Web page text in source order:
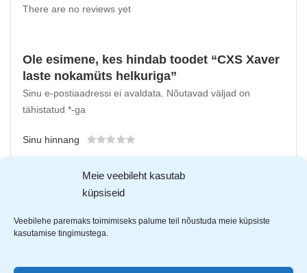
Meie veebileht kasutab
küpsiseid
Veebilehe paremaks toimimiseks palume teil nõustuda meie küpsiste
kasutamise tingimustega.
There are no reviews yet
Ole esimene, kes hindab toodet “CXS Xaver
laste nokamüts helkuriga”
Sinu e-postiaadressi ei avaldata.
Nõutavad väljad on
tähistatud *-ga
Sinu hinnang